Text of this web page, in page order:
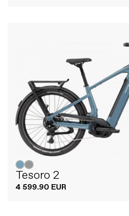
Tesoro 2
4 599.90 EUR